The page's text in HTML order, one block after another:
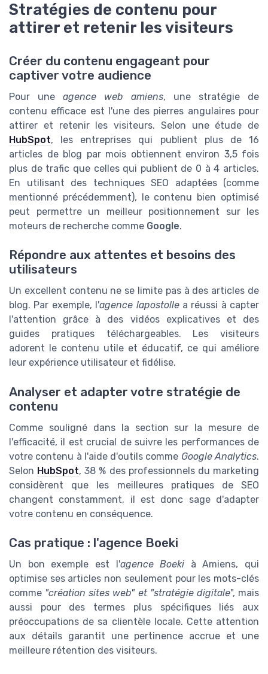
Stratégies de contenu pour
attirer et retenir les visiteurs
Créer du contenu engageant pour
captiver votre audience
Pour une agence web amiens, une stratégie de
contenu efficace est l'une des pierres angulaires pour
attirer et retenir les visiteurs. Selon une étude de
HubSpot, les entreprises qui publient plus de 16
articles de blog par mois obtiennent environ 3,5 fois
plus de trafic que celles qui publient de 0 à 4 articles.
En utilisant des techniques SEO adaptées (comme
mentionné précédemment), le contenu bien optimisé
peut permettre un meilleur positionnement sur les
moteurs de recherche comme Google.
Répondre aux attentes et besoins des
utilisateurs
Un excellent contenu ne se limite pas à des articles de
blog. Par exemple, l'agence lapostollea réussi à capter
l'attention grâce à des vidéos explicatives et des
guides pratiques téléchargeables. Les visiteurs
adorent le contenu utile et éducatif, ce qui améliore
leur expérience utilisateur et fidélise.
Analyser et adapter votre stratégie de
contenu
Comme souligné dans la section sur la mesure de
l'efficacité, il est crucial de suivre les performances de
votre contenu à l'aide d'outils comme Google Analytics.
Selon HubSpot, 38 % des professionnels du marketing
considèrent que les meilleures pratiques de SEO
changent constamment, il est donc sage d'adapter
votre contenu en conséquence.
Cas pratique : l'agence Boeki
Un bon exemple est l'agence Boeki à Amiens, qui
optimise ses articles non seulement pour les mots-clés
comme "création sites web" et "stratégie digitale", mais
aussi pour des termes plus spécifiques liés aux
préoccupations de sa clientèle locale. Cette attention
aux détails garantit une pertinence accrue et une
meilleure rétention des visiteurs.